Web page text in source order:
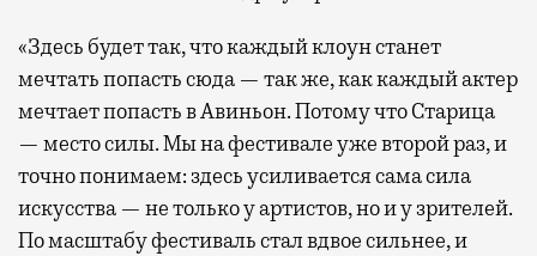
«Здесь будет так, что каждый клоун станет
мечтать попасть сюда — так же, как каждый актер
мечтает попасть в Авиньон. Потому что Старица
— место силы. Мы на фестивале уже второй раз, и
точно понимаем: здесь усиливается сама сила
искусства — не только у артистов, но и у зрителей.
По масштабу фестиваль стал вдвое сильнее, и